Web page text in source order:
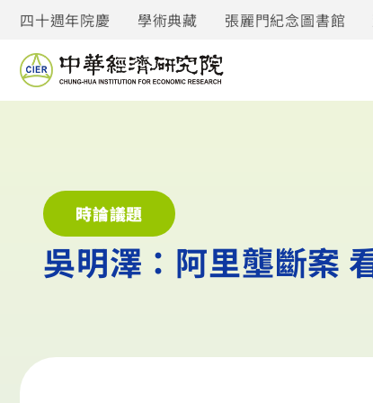
四十週年院慶 學術典藏 張麗門紀念圖書館
時論議題
吳明澤：阿里壟斷案